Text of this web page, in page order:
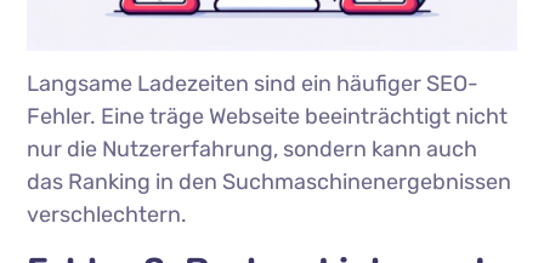
Langsame Ladezeiten sind ein häufiger SEO-
Fehler. Eine träge Webseite beeinträchtigt nicht
nur die Nutzererfahrung, sondern kann auch
das Ranking in den Suchmaschinenergebnissen
verschlechtern.